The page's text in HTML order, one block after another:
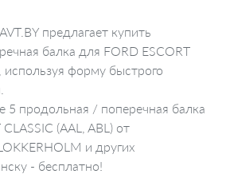
предлагает купить
балка для FORD ESCORT
используя форму быстрого
5 продольная / поперечная балка
(AAL, ABL) от
и других
- бесплатно!